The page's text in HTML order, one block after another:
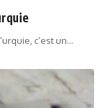
c’est un…